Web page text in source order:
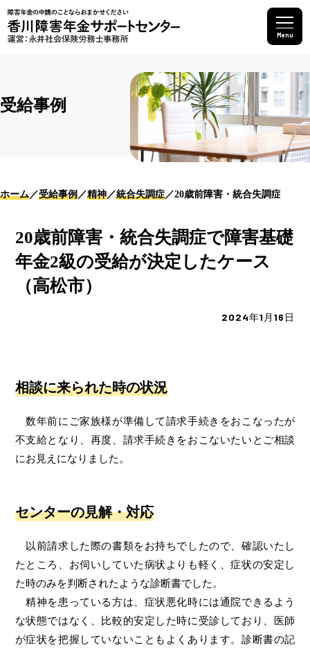
Menu
受給事例
ホーム 受給事例 精神 統合失調症 20歳前障害・統合失調症で障
20歳前障害・統合失調症で障害基礎
年金2級の受給が決定したケース
（高松市）
2024年1月16日
相談に来られた時の状況
数年前にご家族様が準備して請求手続きをおこなったが
不支給となり、再度、請求手続きをおこないたいとご相談
にお見えになりました。
センターの見解・対応
以前請求した際の書類をお持ちでしたので、確認いたし
たところ、お伺いしていた病状よりも軽く、症状の安定し
た時のみを判断されたような診断書でした。
精神を患っている方は、症状悪化時には通院できるよう
な状態ではなく、比較的安定した時に受診しており、医師
が症状を把握していないこともよくあります。診断書の記